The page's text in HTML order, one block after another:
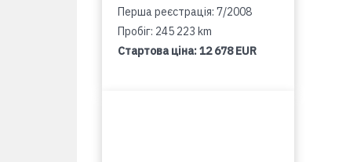
Перша реєстрація: 7/2008
Пробіг: 245 223 km
Стартова ціна:12 678 EUR